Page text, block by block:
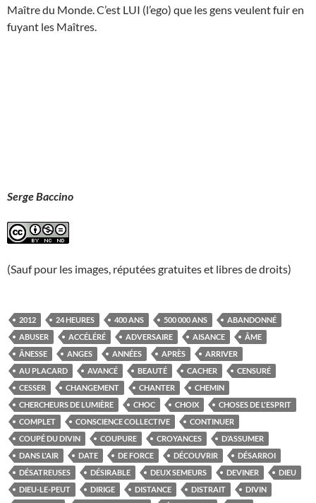
Maître du Monde. C’est LUI (l’ego) que les gens veulent fuir en
fuyant les Maîtres.
Serge Baccino
(Sauf pour les images, réputées gratuites et libres de droits)
2012 24 HEURES 400 ANS 500 000 ANS
ABANDONNÉ
ABUSER
ACCÉLÉRÉ ADVERSAIRE AISANCE
ÂME
ÂNESSE
ANGES ANNÉES APRÈS
ARRIVER
AU PLACARD
AVANCÉ BEAUTÉ CACHER
CENSURÉ
CESSER
CHANGEMENT CHANTER
CHEMIN
CHERCHEURS DE LUMIÈRE
CHOC CHOIX
CHOSES DE L'ESPRIT
COMPLET
CONSCIENCE COLLECTIVE
CONTINUER
COUPÉ DU DIVIN
COUPURE CROYANCES
D’ASSUMER
DANS L'AIR
DATE DE FORCE DÉCOUVRIR
DÉSARROI
DÉSATREUSES
DÉSIRABLE DEUX SEMEURS DEVINER
DIEU
DIEU-LE-PEUT
DIRIGE DISTANCE DISTRAIT
DIVIN